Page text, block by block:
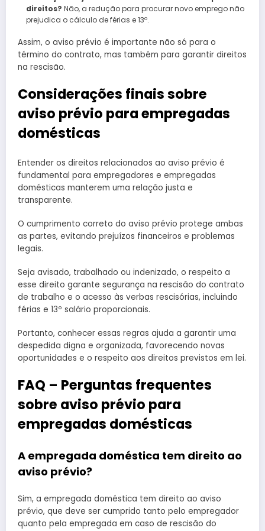
direitos? Não, a redução para procurar novo emprego não
prejudica o cálculo de férias e 13º.
Assim, o aviso prévio é importante não só para o
término do contrato, mas também para garantir direitos
na rescisão.
Considerações finais sobre
aviso prévio para empregadas
domésticas
Entender os direitos relacionados ao aviso prévio é
fundamental para empregadores e empregadas
domésticas manterem uma relação justa e
transparente.
O cumprimento correto do aviso prévio protege ambas
as partes, evitando prejuízos financeiros e problemas
legais.
Seja avisado, trabalhado ou indenizado, o respeito a
esse direito garante segurança na rescisão do contrato
de trabalho e o acesso às verbas rescisórias, incluindo
férias e 13º salário proporcionais.
Portanto, conhecer essas regras ajuda a garantir uma
despedida digna e organizada, favorecendo novas
oportunidades e o respeito aos direitos previstos em lei.
FAQ – Perguntas frequentes
sobre aviso prévio para
empregadas domésticas
A empregada doméstica tem direito ao
aviso prévio?
Sim, a empregada doméstica tem direito ao aviso
prévio, que deve ser cumprido tanto pelo empregador
quanto pela empregada em caso de rescisão do